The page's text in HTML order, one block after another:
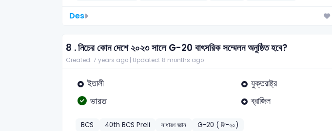
Des
8 .নিচের কোন দেশে ২০২৩ সালে G-20 বাৎসরিক সম্মেলন অনুষ্ঠিত হবে?
Created: 7 years ago | Updated: 8 months ago
ইতালী যুক্তরাষ্ট্র
ভারত ব্রাজিল
BCS 40th BCS Preli সাধারণ জ্ঞান G-20 ( জি-২০)